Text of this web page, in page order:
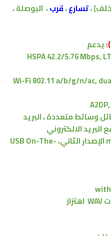
،تسارع،قرب، البوصلة،
يدعم
HSPA 42.2/5.76 Mbps,
Wi-Fi 802.11 а/b/g/n/ac,
وسائط متعددة ، البريد
البريد الالكتروني
microUSB الإصدار الثاني، USB On-The-
اهتزاز